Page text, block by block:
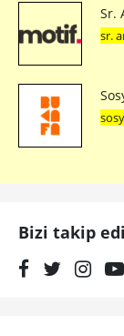
Sr.
sr.
Bizi takip